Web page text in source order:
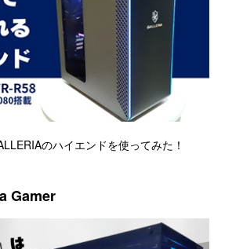
のハイエンドを使ってみた！
Gamer